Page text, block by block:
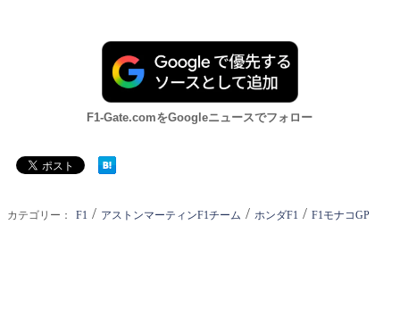
F1-Gate.comをGoogleニュースでフォロー
カテゴリー： F1 / アストンマーティンF1チーム / ホンダF1 / F1モナコGP